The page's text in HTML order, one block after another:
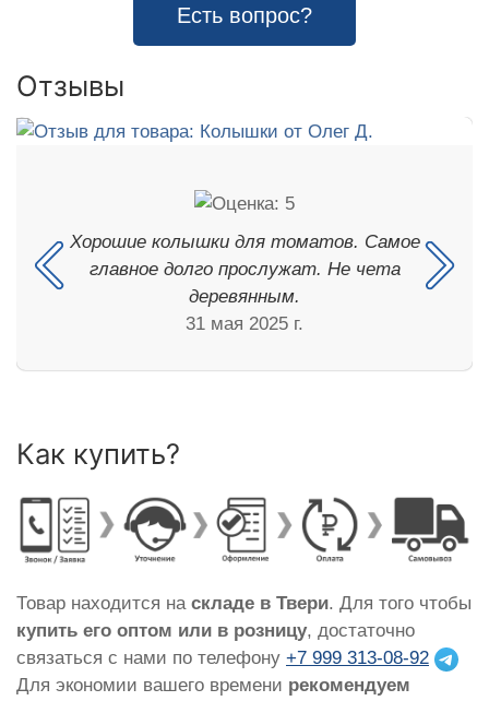
Есть вопрос?
Отзывы
Хорошие колышки для томатов. Самое
главное долго прослужат. Не чета
деревянным.
31 мая 2025 г.
Как купить?
Товар находится на складе в Твери. Для того чтобы
купить его оптом или в розницу, достаточно
связаться с нами по телефону +7 999 313-08-92
Для экономии вашего времени рекомендуем